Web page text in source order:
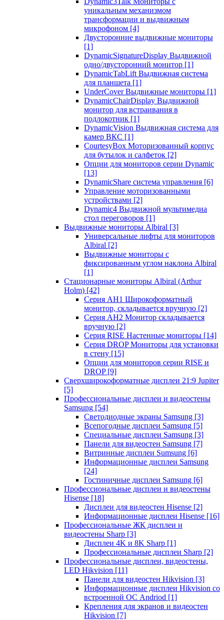
уникальным механизмом
трансформации и выдвижным
микрофоном [4]
Двусторонние выдвижные мониторы
[1]
DynamicSignatureDisplay Выдвижной
одно/двусторонний монитор [1]
DynamicTabLift Выдвижная система
для планшета [1]
UnderCover Выдвижные мониторы [1]
DynamicChairDisplay Выдвижной
монитор для встраивания в
подлокотник [1]
DynamicVision Выдвижная система для
камер ВКС [1]
CourtesyBox Моторизованный корпус
для бутылок и салфеток [2]
Опции для мониторов серии Dynamic
[13]
DynamicShare система управления [6]
Управление моторизованными
устройствами [2]
Dynamic4 Выдвижной мультимедиа
стол переговоров [1]
Выдвижные мониторы Albiral [3]
Универсальные лифты для мониторов
Albiral [2]
Выдвижные мониторы с
фиксированным углом наклона Albiral
[1]
Стационарные мониторы Albiral (Arthur
Holm) [42]
Серия AH1 Широкоформатный
монитор, складывается вручную [2]
Серия AH2 Монитор складывается
вручную [2]
Серия RISE Настенные мониторы [14]
Серия DROP Мониторы для установки
в стену [15]
Опции для мониторов серии RISE и
DROP [9]
Сверхширокоформатные дисплеи 21:9 Jupiter
[5]
Профессиональные дисплеи и видеостены
Samsung [54]
Светодиодные экраны Samsung [3]
Всепогодные дисплеи Samsung [5]
Специальные дисплеи Samsung [3]
Панели для видеостен Samsung [7]
Витринные дисплеи Sumsung [6]
Информационные дисплеи Samsung
[24]
Гостиничные дисплеи Samsung [6]
Профессиональные дисплеи и видеостены
Hisense [18]
Дисплеи для видеостен Hisense [2]
Информационные дисплеи Hisense [16]
Профессиональные ЖК дисплеи и
видеостены Sharp [3]
Дисплеи 4K и 8K Sharp [1]
Профессиональные дисплеи Sharp [2]
Профессиональные дисплеи, видеостены,
LED Hikvision [11]
Панели для видеостен Hikvision [3]
Информационные дисплеи Hikvision со
встроенной ОС Andriod [1]
Крепления для экранов и видеостен
Hikvision [7]